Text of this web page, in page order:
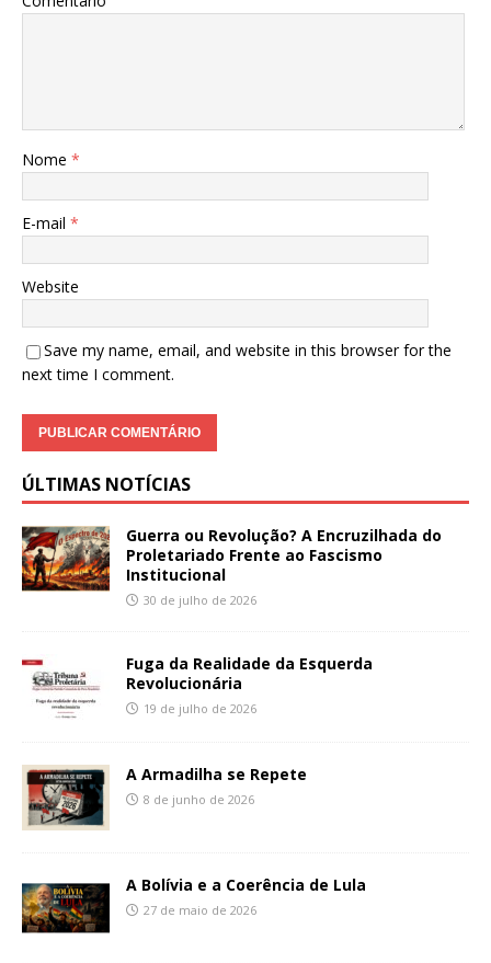
Nome *
E-mail *
Website
Save my name, email, and website in this browser for the
next time I comment.
ÚLTIMAS NOTÍCIAS
Guerra ou Revolução? A Encruzilhada do
Proletariado Frente ao Fascismo
Institucional
30 de julho de 2026
Fuga da Realidade da Esquerda
Revolucionária
19 de julho de 2026
A Armadilha se Repete
8 de junho de 2026
A Bolívia e a Coerência de Lula
27 de maio de 2026